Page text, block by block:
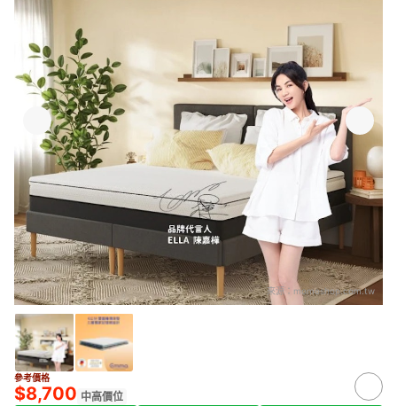
來源： momoshop.com.tw
參考價格
$8,700 中高價位